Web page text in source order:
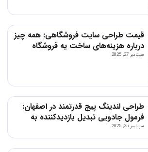
قیمت طراحی سایت فروشگاهی: همه چیز
درباره هزینه‌های ساخت یه فروشگاه
آنلاین خفن!
سپتامبر 27, 2025
طراحی لندینگ پیج قدرتمند در اصفهان:
فرمول جادویی تبدیل بازدیدکننده به
مشتری وفادار!
سپتامبر 25, 2025